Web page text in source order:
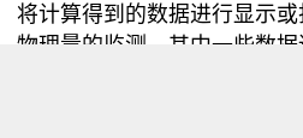
将计算得到的数据进行显示
物理量的监测，其中一些数